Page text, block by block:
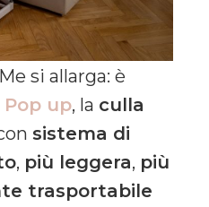
si allarga: è
Pop up, la culla
sistema di
, più leggera, più
trasportabile